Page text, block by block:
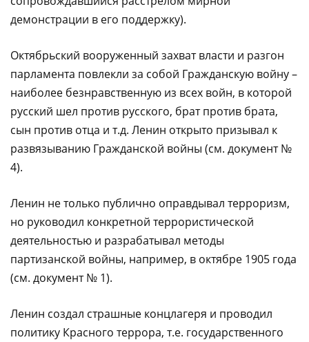
демонстрации в его поддержку).
Октябрьский вооруженный захват власти и разгон
парламента повлекли за собой Гражданскую войну –
наиболее безнравственную из всех войн, в которой
русский шел против русского, брат против брата,
сын против отца и т.д. Ленин открыто призывал к
развязыванию Гражданской войны (см. документ №
4).
Ленин не только публично оправдывал терроризм,
но руководил конкретной террористической
деятельностью и разрабатывал методы
партизанской войны, например, в октябре 1905 года
(см. документ № 1).
Ленин создал страшные концлагеря и проводил
политику Красного террора, т.е. государственного